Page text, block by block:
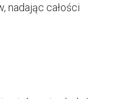
nadając całości